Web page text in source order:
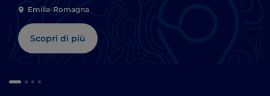
Emilia-Romagna
Scopri di più